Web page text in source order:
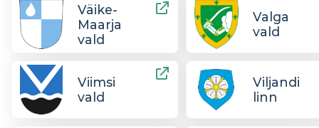
Väike-
Maarja
vald
Valga
vald
Viimsi
vald
Viljandi
linn